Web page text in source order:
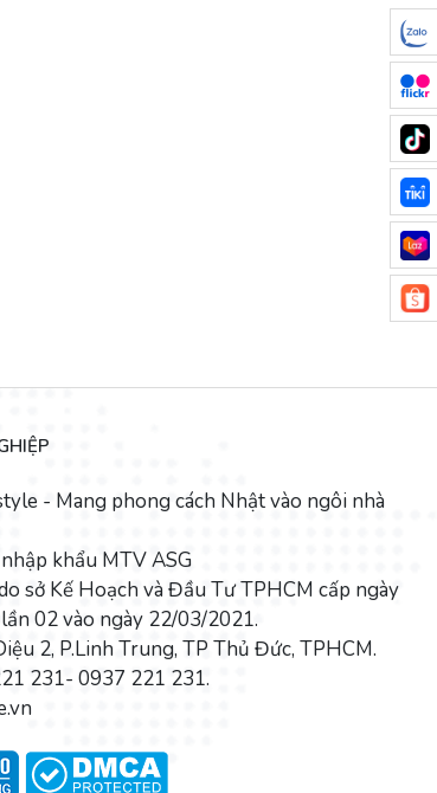
- Mang phong cách Nhật vào ngôi nhà
khẩu MTV ASG
sở Kế Hoạch và Đầu Tư TPHCM cấp ngày
02 vào ngày 22/03/2021.
2, P.Linh Trung, TP Thủ Đức, TPHCM.
231- 0937 221 231.